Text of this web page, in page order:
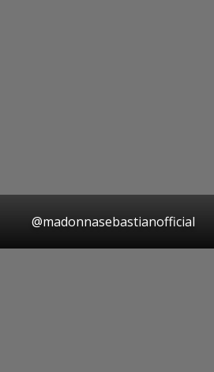
@madonnasebastianofficial